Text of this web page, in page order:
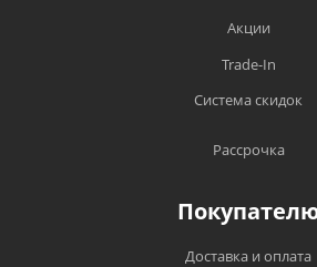
Акции
Trade-In
Система скидок
Рассрочка
Доставка и оплата